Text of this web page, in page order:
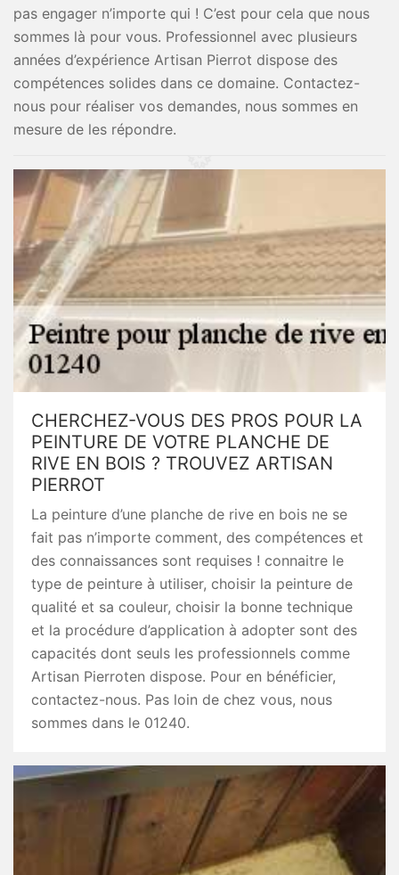
pas engager n’importe qui ! C’est pour cela que nous
sommes là pour vous. Professionnel avec plusieurs
années d’expérience Artisan Pierrot dispose des
compétences solides dans ce domaine. Contactez-
nous pour réaliser vos demandes, nous sommes en
mesure de les répondre.
CHERCHEZ-VOUS DES PROS POUR LA
PEINTURE DE VOTRE PLANCHE DE
RIVE EN BOIS ? TROUVEZ ARTISAN
PIERROT
La peinture d’une planche de rive en bois ne se
fait pas n’importe comment, des compétences et
des connaissances sont requises ! connaitre le
type de peinture à utiliser, choisir la peinture de
qualité et sa couleur, choisir la bonne technique
et la procédure d’application à adopter sont des
capacités dont seuls les professionnels comme
Artisan Pierroten dispose. Pour en bénéficier,
contactez-nous. Pas loin de chez vous, nous
sommes dans le 01240.